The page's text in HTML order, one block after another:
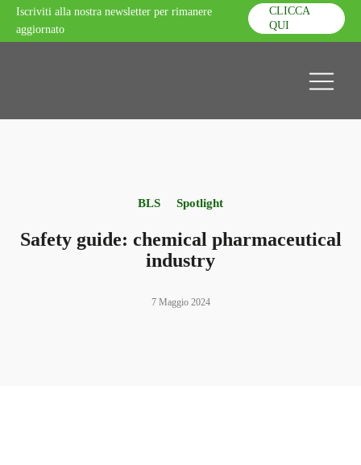
Iscriviti alla nostra newsletter per rimanere
aggiornato
CLICCA
QUI
BLS Spotlight
Safety guide: chemical pharmaceutical
industry
7 Maggio 2024